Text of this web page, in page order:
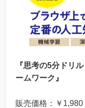
『思考の5分ドリ
ームワーク』
販売価格：￥